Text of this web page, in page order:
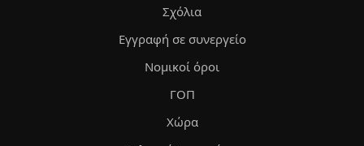
Σχόλια
Εγγραφή σε συνεργείο
Νομικοί όροι
ΓΟΠ
Χώρα